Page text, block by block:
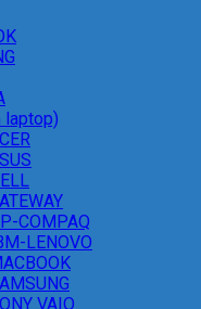
laptop)
COMPAQ
LENOVO
VAIO